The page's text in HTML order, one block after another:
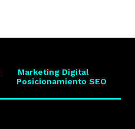
Marketing Digital
Posicionamiento SEO